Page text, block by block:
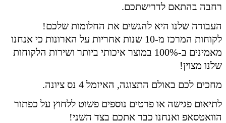
רחבה בהתאם לדרישתכם.
העבודה שלנו היא להגשים את החלומות שלכם!
לקוחות המרכז מ-10 שנות אחריות על הארונות כי אנחנו
מאמינים ב-100% במוצר איכותי ביותר ושירות הלקוחות
שלנו מצוין!
מחכים לכם באולם התצוגה, האיזמל 4 נס ציונה.
לתיאום פגישה או פרטים נוספים פשוט ללחוץ על כפתור
הוואטסאפ ואנחנו כבר אתכם בצד השני!